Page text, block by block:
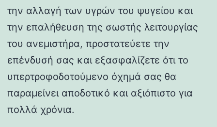
την αλλαγή των υγρών του ψυγείου και
την επαλήθευση της σωστής λειτουργίας
του ανεμιστήρα, προστατεύετε την
επένδυσή σας και εξασφαλίζετε ότι το
υπερτροφοδοτούμενο όχημά σας θα
παραμείνει αποδοτικό και αξιόπιστο για
πολλά χρόνια.